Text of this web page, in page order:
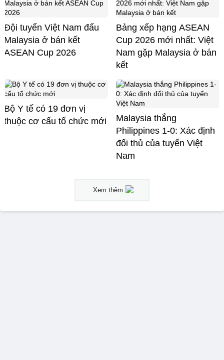
Đội tuyển Việt Nam đấu
Malaysia ở bán kết
ASEAN Cup 2026
Bảng xếp hạng ASEAN
Cup 2026 mới nhất: Việt
Nam gặp Malaysia ở bán
kết
Bộ Y tế có 19 đơn vị
thuộc cơ cấu tổ chức mới
Malaysia thắng
Philippines 1-0: Xác định
đối thủ của tuyển Việt
Nam
Xem thêm